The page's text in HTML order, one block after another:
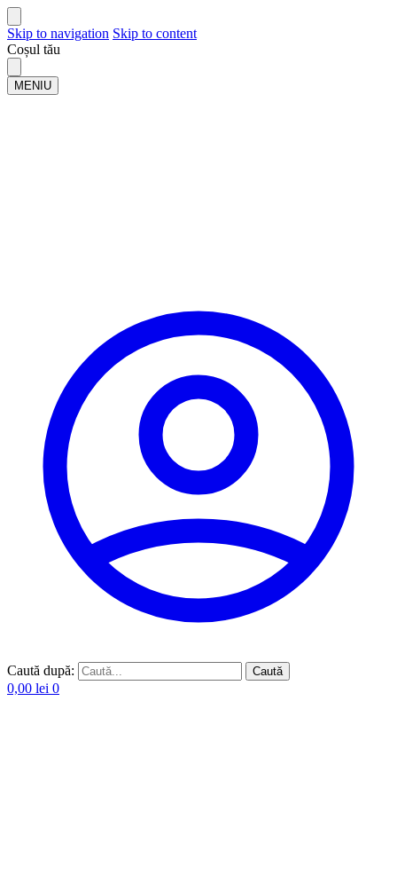
Skip to navigation Skip to content
Coșul tău
MENIU
Caută după: Caută
0,00 lei 0